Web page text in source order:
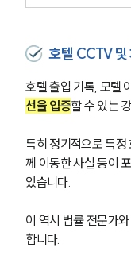
호텔 CCTV 및
호텔 출입 기록, 모텔
선을 입증할 수 있는
특히 정기적으로 특정
께 이동한 사실 등이
있습니다.
이 역시 법률 전문가
합니다.